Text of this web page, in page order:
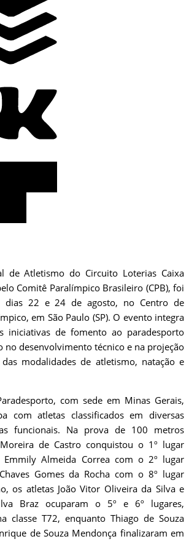
de Atletismo do Circuito Loterias Caixa
Comitê Paralímpico Brasileiro (CPB), foi
dias 22 e 24 de agosto, no Centro de
em São Paulo (SP). O evento integra
iniciativas de fomento ao paradesporto
no desenvolvimento técnico e na projeção
modalidades de atletismo, natação e
com sede em Minas Gerais,
com atletas classificados em diversas
funcionais. Na prova de 100 metros
de Castro conquistou o 1º lugar
Emmily Almeida Correa com o 2º lugar
Gomes da Rocha com o 8º lugar
os atletas João Vitor Oliveira da Silva e
Braz ocuparam o 5º e 6º lugares,
classe T72, enquanto Thiago de Souza
de Souza Mendonça finalizaram em